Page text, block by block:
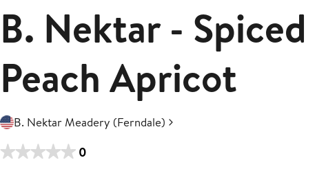
B. Nektar - Spiced
Peach Apricot
B. Nektar Meadery (Ferndale)
0